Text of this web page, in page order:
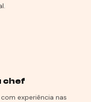
chef
experiência nas